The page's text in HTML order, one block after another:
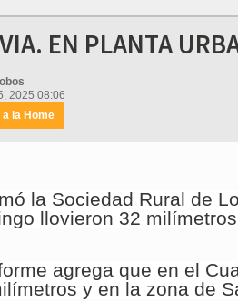
EN PLANTA
2025 08:06
a la Home
la Sociedad Rural de
llovieron 32
agrega que en el
y en la zona de